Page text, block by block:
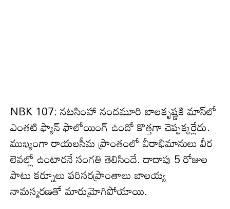
NBK 107: నటసింహా నందమూరి బాలకృష్ణకి మాస్‌లో
ఎంతటి ఫ్యాన్ ఫాలోయింగ్ ఉందో కొత్తగా చెప్పక్కర్లేదు.
ముఖ్యంగా రాయలసీమ ప్రాంతంలో వీరాభిమానులు వీర
లెవల్లో ఉంటారనే సంగతి తెలిసిందే. దాదాపు 5 రోజుల
పాటు కర్నూలు పరిసరప్రాంతాలు బాలయ్య
నామస్మరణతో మారుమ్రోగిపోయాయి.